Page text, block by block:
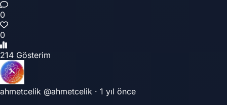
0
0
214 Gösterim
ahmetcelik @ahmetcelik · 1 yıl önce